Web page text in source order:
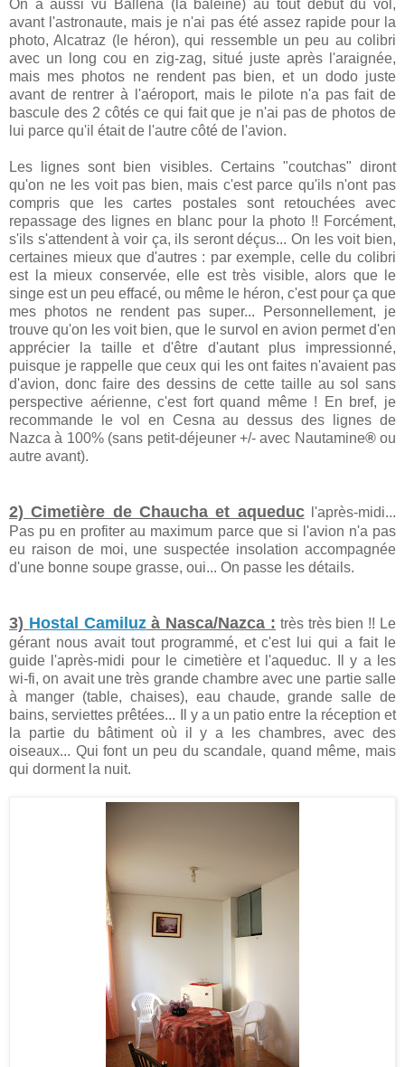
On a aussi vu Ballena (la baleine) au tout début du vol,
avant l'astronaute, mais je n'ai pas été assez rapide pour la
photo, Alcatraz (le héron), qui ressemble un peu au colibri
avec un long cou en zig-zag, situé juste après l'araignée,
mais mes photos ne rendent pas bien, et un dodo juste
avant de rentrer à l'aéroport, mais le pilote n'a pas fait de
bascule des 2 côtés ce qui fait que je n'ai pas de photos de
lui parce qu'il était de l'autre côté de l'avion.
Les lignes sont bien visibles. Certains "coutchas" diront
qu'on ne les voit pas bien, mais c'est parce qu'ils n'ont pas
compris que les cartes postales sont retouchées avec
repassage des lignes en blanc pour la photo !! Forcément,
s'ils s'attendent à voir ça, ils seront déçus... On les voit bien,
certaines mieux que d'autres : par exemple, celle du colibri
est la mieux conservée, elle est très visible, alors que le
singe est un peu effacé, ou même le héron, c'est pour ça que
mes photos ne rendent pas super... Personnellement, je
trouve qu'on les voit bien, que le survol en avion permet d'en
apprécier la taille et d'être d'autant plus impressionné,
puisque je rappelle que ceux qui les ont faites n'avaient pas
d'avion, donc faire des dessins de cette taille au sol sans
perspective aérienne, c'est fort quand même ! En bref, je
recommande le vol en Cesna au dessus des lignes de
Nazca à 100% (sans petit-déjeuner +/- avec Nautamine®ou
autre avant).
2) Cimetière de Chaucha et aqueducl'après-midi...
Pas pu en profiter au maximum parce que si l'avion n'a pas
eu raison de moi, une suspectée insolation accompagnée
d'une bonne soupe grasse, oui... On passe les détails.
3) Hostal Camiluzà Nasca/Nazca : très très bien !! Le
gérant nous avait tout programmé, et c'est lui qui a fait le
guide l'après-midi pour le cimetière et l'aqueduc. Il y a les
wi-fi, on avait une très grande chambre avec une partie salle
à manger (table, chaises), eau chaude, grande salle de
bains, serviettes prêtées... Il y a un patio entre la réception et
la partie du bâtiment où il y a les chambres, avec des
oiseaux... Qui font un peu du scandale, quand même, mais
qui dorment la nuit.